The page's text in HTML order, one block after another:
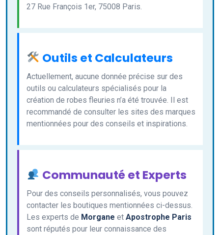
27 Rue François 1er, 75008 Paris.
Outils et Calculateurs
Actuellement, aucune donnée précise sur des
outils ou calculateurs spécialisés pour la
création de robes fleuries n’a été trouvée. Il est
recommandé de consulter les sites des marques
mentionnées pour des conseils et inspirations.
Communauté et Experts
Pour des conseils personnalisés, vous pouvez
contacter les boutiques mentionnées ci-dessus.
Les experts de Morgane et Apostrophe Paris
sont réputés pour leur connaissance des